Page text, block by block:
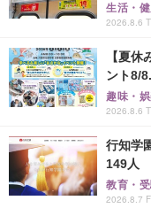
生活・
2026.8.6
【夏
ント8/
趣味・
2026.8.6
行知学
149人
教育・
2026.8.7